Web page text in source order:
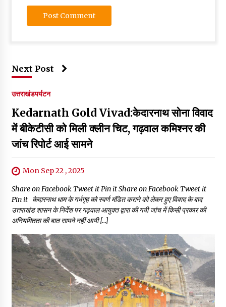
Next Post
उत्तराखंडपर्यटन
Kedarnath Gold Vivad:केदारनाथ सोना विवाद
में बीकेटीसी को मिली क्लीन चिट, गढ़वाल कमिश्नर की
जांच रिपोर्ट आई सामने
Mon Sep 22 , 2025
Share on Facebook Tweet it Pin it Share on Facebook Tweet it
Pin it केदारनाथ धाम के गर्भगृह को स्वर्ण मंडित कराने को लेकर हुए विवाद के बाद
उत्तराखंड शासन के निर्देश पर गढ़वाल आयुक्त द्वारा की गयी जांच में किसी प्रकार की
अनियमितता की बात सामने नहीं आयी […]